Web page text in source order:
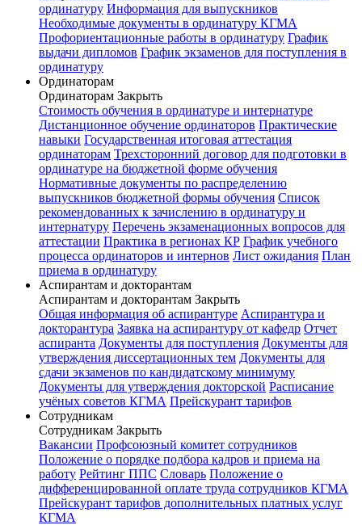
ординатуру Информация для выпускников
Необходимые документы в ординатуру КГМА
Профориентационные работы в ординатуру График
выдачи дипломов График экзаменов для поступления в
ординатуру
Ординаторам
Ординаторам Закрыть
Стоимость обучения в ординатуре и интернатуре
Дистанционное обучение ординаторов Практические
навыки Государственная итоговая аттестация
ординаторам Трехсторонний договор для подготовки в
ординатуре на бюджетной форме обучения
Нормативные документы по распределению
выпускников бюджетной формы обучения Список
рекомендованных к зачислению в ординатуру и
интернатуру Перечень экзаменационных вопросов для
аттестации Практика в регионах КР График учебного
процесса ординаторов и интернов Лист ожидания План
приема в ординатуру
Аспирантам и докторантам
Аспирантам и докторантам Закрыть
Общая информация об аспирантуре Аспирантура и
докторантура Заявка на аспирантуру от кафедр Отчет
аспиранта Документы для поступления Документы для
утверждения диссертационных тем Документы для
сдачи экзаменов по кандидатскому минимуму
Документы для утверждения докторской Расписание
учёных советов КГМА Прейскурант тарифов
Сотрудникам
Сотрудникам Закрыть
Вакансии Профсоюзный комитет сотрудников
Положение о порядке подбора кадров и приема на
работу Рейтинг ППС Словарь Положение о
дифференцированной оплате труда сотрудников КГМА
Прейскурант тарифов дополнительных платных услуг
КГМА